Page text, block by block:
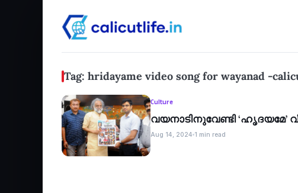
Tag: hridayame video song for wayanad -
Culture
വയനാടിനുവേണ്ടി ‘ഹൃദയമേ’
Aug 14, 2024 1 min read